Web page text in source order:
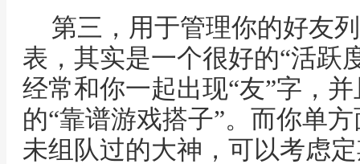
第三，用于管理你的好友
表，其实是一个很好的“活跃
经常和你一起出现“友”字，
的“靠谱游戏搭子”。而你单
未组队过的大神，可以考虑